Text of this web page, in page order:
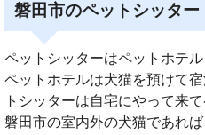
磐田市のペットシッター
ペットシッターはペットホテル
ペットホテルは犬猫を預けて
トシッターは自宅にやって来
磐田市の室内外の犬猫であれ